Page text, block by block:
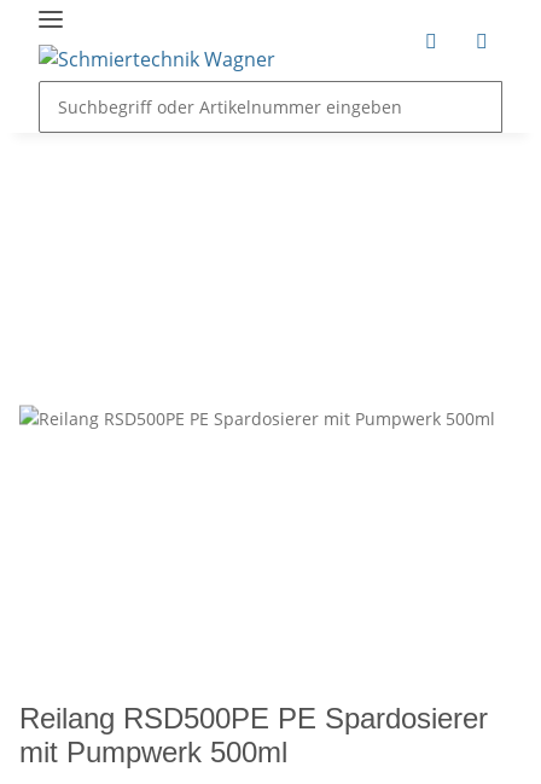
Reilang RSD500PE PE Spardosierer
mit Pumpwerk 500ml